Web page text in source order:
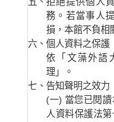
務。若當事人
損，本館不負相
六、 個人資料之保護
依「文藻外語
理」。
七、 告知聲明之效力
(一) 當您已閱
人資料保護法